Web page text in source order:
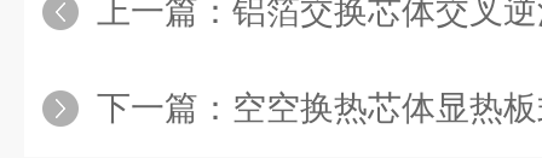
上一篇： 铝箔交换芯体交叉
下一篇： 空空换热芯体显热